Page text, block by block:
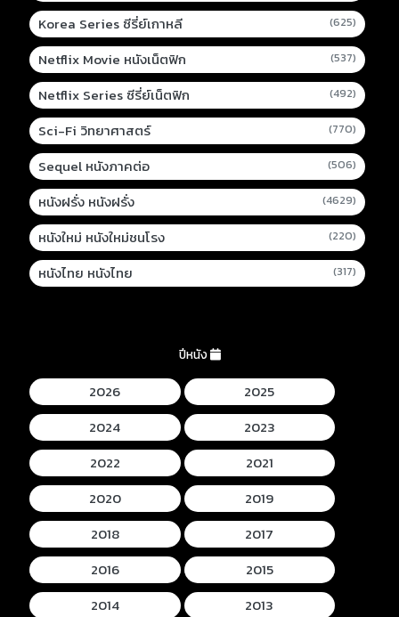
Korea Series ซีรี่ย์เกาหลี (625)
Netflix Movie หนังเน็ตฟิก (537)
Netflix Series ซีรี่ย์เน็ตฟิก (492)
Sci-Fi วิทยาศาสตร์ (770)
Sequel หนังภาคต่อ (506)
หนังฝรั่ง หนังฝรั่ง (4629)
หนังใหม่ หนังใหม่ชนโรง (220)
หนังไทย หนังไทย (317)
ปีหนัง
2026
2025
2024
2023
2022
2021
2020
2019
2018
2017
2016
2015
2014
2013